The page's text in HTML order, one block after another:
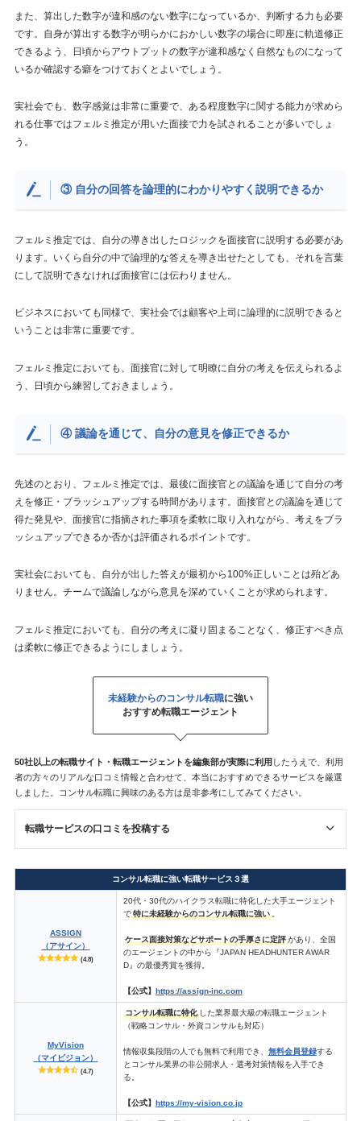
また、算出した数字が違和感のない数字になっているか、判断する力も必要
です。自身が算出する数字が明らかにおかしい数字の場合に即座に軌道修正
できるよう、日頃からアウトプットの数字が違和感なく自然なものになって
いるか確認する癖をつけておくとよいでしょう。
実社会でも、数字感覚は非常に重要で、ある程度数字に関する能力が求めら
れる仕事ではフェルミ推定が用いた面接で力を試されることが多いでしょ
う。
③ 自分の回答を論理的にわかりやすく説明できるか
フェルミ推定では、自分の導き出したロジックを面接官に説明する必要があ
ります。いくら自分の中で論理的な答えを導き出せたとしても、それを言葉
にして説明できなければ面接官には伝わりません。
ビジネスにおいても同様で、実社会では顧客や上司に論理的に説明できると
いうことは非常に重要です。
フェルミ推定においても、面接官に対して明瞭に自分の考えを伝えられるよ
う、日頃から練習しておきましょう。
④ 議論を通じて、自分の意見を修正できるか
先述のとおり、フェルミ推定では、最後に面接官との議論を通じて自分の考
えを修正・ブラッシュアップする時間があります。面接官との議論を通じて
得た発見や、面接官に指摘された事項を柔軟に取り入れながら、考えをブラ
ッシュアップできるか否かは評価されるポイントです。
実社会においても、自分が出した答えが最初から100%正しいことは殆どあ
りません。チームで議論しながら意見を深めていくことが求められます。
フェルミ推定においても、自分の考えに凝り固まることなく、修正すべき点
は柔軟に修正できるようにしましょう。
未経験からのコンサル転職に強い
おすすめ転職エージェント
50社以上の転職サイト・転職エージェントを編集部が実際に利用 したうえで、利用
者の方々のリアルな口コミ情報と合わせて、本当におすすめできるサービスを厳選
しました。コンサル転職に興味のある方は是非参考にしてみてください。
転職サービスの口コミを投稿する
コンサル転職に強い転職サービス３選
ASSIGN
（アサイン）
(4.8)
20代・30代のハイクラス転職に特化した大手エージェント
で特に未経験からのコンサル転職に強い。
ケース面接対策などサポートの手厚さに定評があり、全国
のエージェントの中から『JAPAN HEADHUNTER AWAR
D』の最優秀賞を獲得。
【公式】 https://assign-inc.com
MyVision
（マイビジョン）
(4.7)
コンサル転職に特化した業界最大級の転職エージェント
（戦略コンサル・外資コンサルも対応）
情報収集段階の人でも無料で利用でき、 無料会員登録する
とコンサル業界の非公開求人・選考対策情報を入手でき
る。
【公式】 https://my-vision.co.jp